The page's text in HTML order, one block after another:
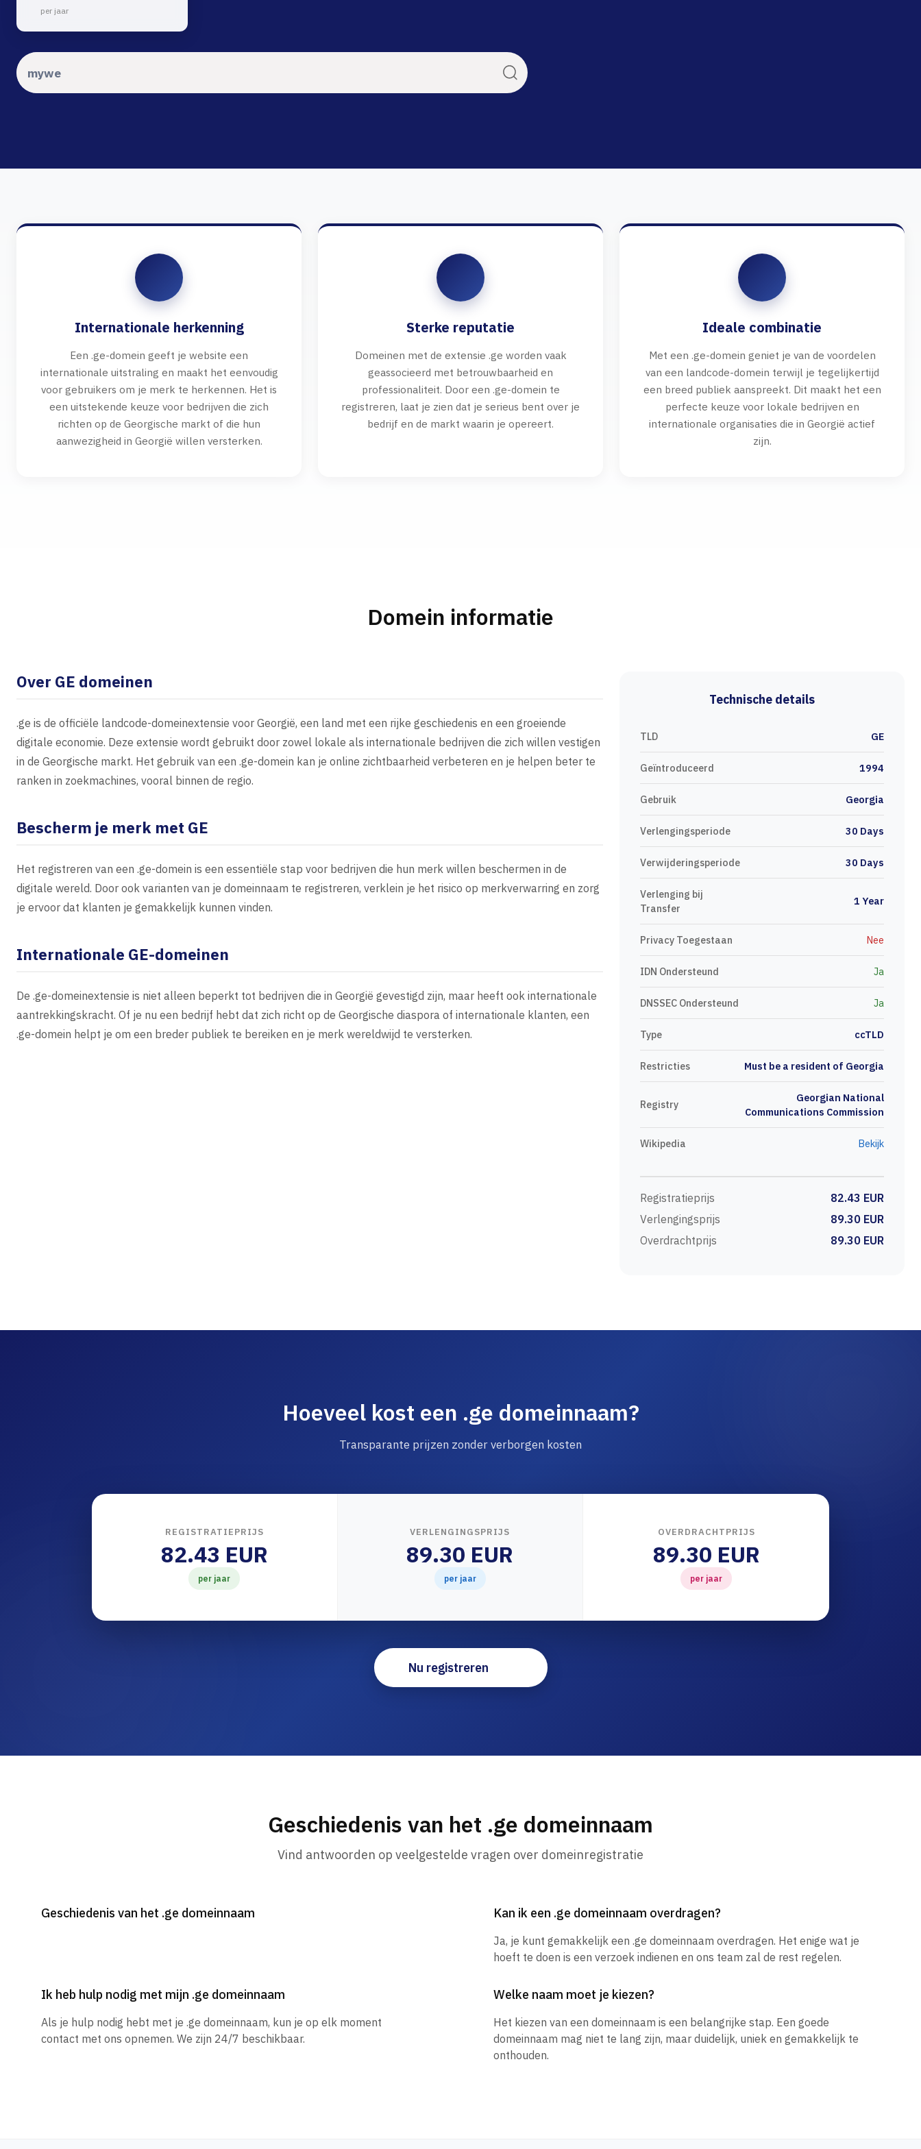
per jaar
Internationale herkenning
Een .ge-domein geeft je website een
internationale uitstraling en maakt het eenvoudig
voor gebruikers om je merk te herkennen. Het is
een uitstekende keuze voor bedrijven die zich
richten op de Georgische markt of die hun
aanwezigheid in Georgië willen versterken.
Sterke reputatie
Domeinen met de extensie .ge worden vaak
geassocieerd met betrouwbaarheid en
professionaliteit. Door een .ge-domein te
registreren, laat je zien dat je serieus bent over je
bedrijf en de markt waarin je opereert.
Ideale combinatie
Met een .ge-domein geniet je van de voordelen
van een landcode-domein terwijl je tegelijkertijd
een breed publiek aanspreekt. Dit maakt het een
perfecte keuze voor lokale bedrijven en
internationale organisaties die in Georgië actief
zijn.
Domein informatie
Over GE domeinen
.ge is de officiële landcode-domeinextensie voor Georgië, een land met een rijke geschiedenis en een groeiende
digitale economie. Deze extensie wordt gebruikt door zowel lokale als internationale bedrijven die zich willen vestigen
in de Georgische markt. Het gebruik van een .ge-domein kan je online zichtbaarheid verbeteren en je helpen beter te
ranken in zoekmachines, vooral binnen de regio.
Bescherm je merk met GE
Het registreren van een .ge-domein is een essentiële stap voor bedrijven die hun merk willen beschermen in de
digitale wereld. Door ook varianten van je domeinnaam te registreren, verklein je het risico op merkverwarring en zorg
je ervoor dat klanten je gemakkelijk kunnen vinden.
Internationale GE-domeinen
De .ge-domeinextensie is niet alleen beperkt tot bedrijven die in Georgië gevestigd zijn, maar heeft ook internationale
aantrekkingskracht. Of je nu een bedrijf hebt dat zich richt op de Georgische diaspora of internationale klanten, een
.ge-domein helpt je om een breder publiek te bereiken en je merk wereldwijd te versterken.
Technische details
TLD GE
Geïntroduceerd 1994
Gebruik Georgia
Verlengingsperiode 30 Days
Verwijderingsperiode 30 Days
Verlenging bij
Transfer
1 Year
Privacy Toegestaan Nee
IDN Ondersteund Ja
DNSSEC Ondersteund Ja
Type ccTLD
Restricties Must be a resident of Georgia
Registry
Georgian National
Communications Commission
Wikipedia Bekijk
Registratieprijs
82.43 EUR
Verlengingsprijs
89.30 EUR
Overdrachtprijs
89.30 EUR
Hoeveel kost een .ge domeinnaam?
Transparante prijzen zonder verborgen kosten
REGISTRATIEPRIJS
82.43 EUR
per jaar
VERLENGINGSPRIJS
89.30 EUR
per jaar
OVERDRACHTPRIJS
89.30 EUR
per jaar
Nu registreren
Geschiedenis van het .ge domeinnaam
Vind antwoorden op veelgestelde vragen over domeinregistratie
Geschiedenis van het .ge domeinnaam Kan ik een .ge domeinnaam overdragen?
Ja, je kunt gemakkelijk een .ge domeinnaam overdragen. Het enige wat je
hoeft te doen is een verzoek indienen en ons team zal de rest regelen.
Ik heb hulp nodig met mijn .ge domeinnaam
Als je hulp nodig hebt met je .ge domeinnaam, kun je op elk moment
contact met ons opnemen. We zijn 24/7 beschikbaar.
Welke naam moet je kiezen?
Het kiezen van een domeinnaam is een belangrijke stap. Een goede
domeinnaam mag niet te lang zijn, maar duidelijk, uniek en gemakkelijk te
onthouden.